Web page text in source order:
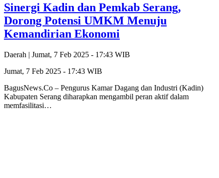
Sinergi Kadin dan Pemkab Serang,
Dorong Potensi UMKM Menuju
Kemandirian Ekonomi
Daerah | Jumat, 7 Feb 2025 - 17:43 WIB
Jumat, 7 Feb 2025 - 17:43 WIB
BagusNews.Co – Pengurus Kamar Dagang dan Industri (Kadin)
Kabupaten Serang diharapkan mengambil peran aktif dalam
memfasilitasi…